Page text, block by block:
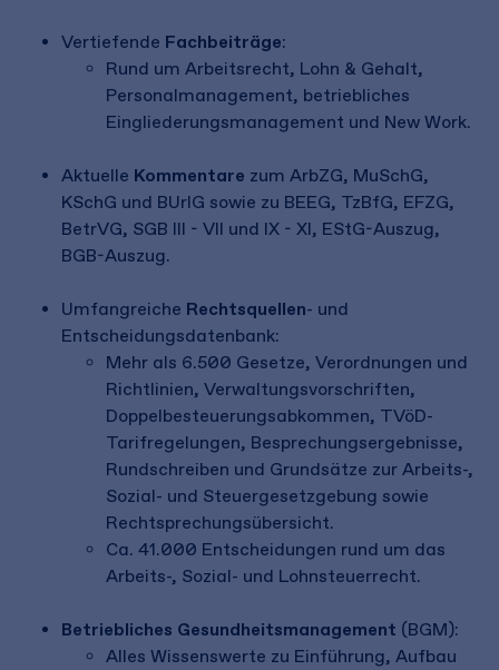
Vertiefende Fachbeiträge:
Rund um Arbeitsrecht, Lohn & Gehalt,
Personalmanagement, betriebliches
Eingliederungsmanagement und New Work.
Aktuelle Kommentare zum ArbZG, MuSchG,
KSchG und BUrlG sowie zu BEEG, TzBfG, EFZG,
BetrVG, SGB III - VII und IX - XI, EStG-Auszug,
BGB-Auszug.
Umfangreiche Rechtsquellen- und
Entscheidungsdatenbank:
Mehr als 6.500 Gesetze, Verordnungen und
Richtlinien, Verwaltungsvorschriften,
Doppelbesteuerungsabkommen, TVöD-
Tarifregelungen, Besprechungsergebnisse,
Rundschreiben und Grundsätze zur Arbeits-,
Sozial- und Steuergesetzgebung sowie
Rechtsprechungsübersicht.
Ca. 41.000 Entscheidungen rund um das
Arbeits-, Sozial- und Lohnsteuerrecht.
Betriebliches Gesundheitsmanagement (BGM):
Alles Wissenswerte zu Einführung, Aufbau